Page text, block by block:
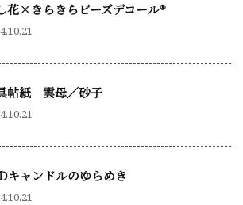
花×きらきらビーズデコール®
帖紙 雲母／砂子
キャンドルのゆらめき